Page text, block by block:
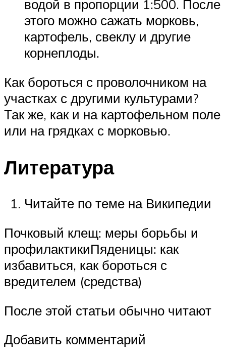
водой в пропорции 1:500. После
этого можно сажать морковь,
картофель, свеклу и другие
корнеплоды.
Как бороться с проволочником на
участках с другими культурами?
Так же, как и на картофельном поле
или на грядках с морковью.
Литература
Читайте по теме на Википедии
Почковый клещ: меры борьбы и
профилактикиПяденицы: как
избавиться, как бороться с
вредителем (средства)
После этой статьи обычно читают
Добавить комментарий